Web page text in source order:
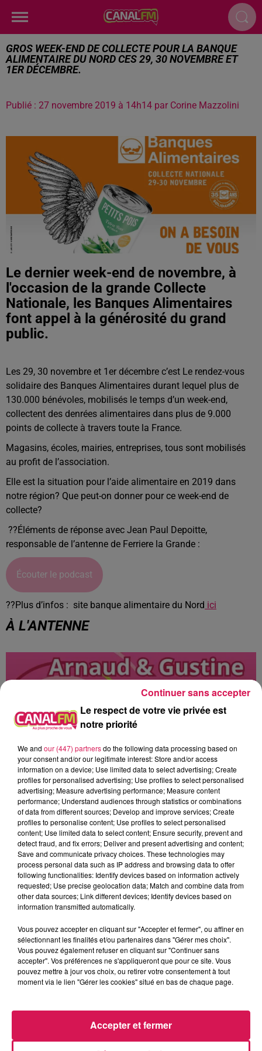
GROS WEEK-END DE COLLECTE POUR LA BANQUE
ALIMENTAIRE DU NORD CES 29, 30 NOVEMBRE ET
1ER DÉCEMBRE.
Publié : 27 novembre 2019 à 14h14 par Corine Mazzolini
Le dernier week-end de novembre, à
l'occasion de la grande Collecte
Nationale, les Banques Alimentaires
font appel à la générosité du grand
public.
Les 29, 30 novembre et 1er décembre c’est Le rendez-vous
solidaire des Banques Alimentaires durant lequel plus de
130.000 bénévoles, mobilisés le temps d’un week-end,
collectent des denrées alimentaires dans plus de 9.000
points de collecte à travers toute la France.
Magasins, écoles, mairies, entreprises, tous sont mobilisés
au profit de l’association.
Elle est la situation pour l’aide alimentaire en 2019 dans
notre région? Que peut-on donner pour ce week-end de
collecte?
??Éléments de réponse avec Jean Paul Depoitte,
responsable de l’antenne de Ferriere la Grande :
Écouter le podcast
??Plus d’infos : site banque alimentaire du Nord ici
À L'ANTENNE
16h00 - 19h00
Arnaud et Gustine
16h41
16h41
BRUNO MARS
On My Soul
16h38
16h38
CLARA LUCIANI
Coeur
16h35
16h35
TEMPER CITY
Self Aware
LES ARTICLES LES PLUS CONSULTÉS
Le respect de votre vie privée est
notre priorité
We and our (447) partnersdo the following data processing based on
your consent and/or our legitimate interest: Store and/or access
information on a device; Use limited data to select advertising; Create
profiles for personalised advertising; Use profiles to select personalised
advertising; Measure advertising performance; Measure content
performance; Understand audiences through statistics or combinations
of data from different sources; Develop and improve services; Create
profiles to personalise content; Use profiles to select personalised
content; Use limited data to select content; Ensure security, prevent and
detect fraud, and fix errors; Deliver and present advertising and content;
Save and communicate privacy choices. These technologies may
process personal data such as IP address and browsing data to offer
following functionalities: Identify devices based on information actively
requested; Use precise geolocation data; Match and combine data from
other data sources; Link different devices; Identify devices based on
information transmitted automatically.
Vous pouvez accepter en cliquant sur "Accepter et fermer", ou affiner en
sélectionnant les finalités et/ou partenaires dans "Gérer mes choix".
Vous pouvez également refuser en cliquant sur "Continuer sans
accepter". Vos préférences ne s'appliqueront que pour ce site. Vous
pouvez mettre à jour vos choix, ou retirer votre consentement à tout
moment via le lien "Gérer les cookies" situé en bas de chaque page.
Accepter et fermer
Continuer sans accepter